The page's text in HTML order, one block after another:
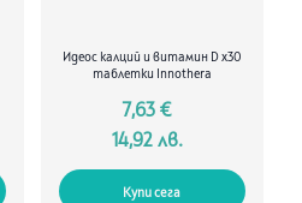
Идеос калций и витамин D х30
таблетки Innothera
7,63 €
14,92 лв.
Купи сега